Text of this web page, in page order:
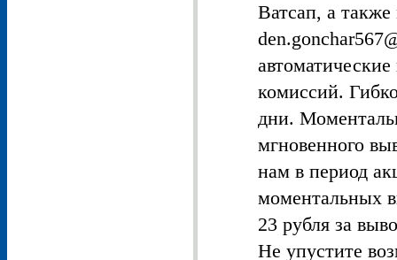
Ватсап, а
комиссий.
дни.
мгновенного
нам в период
моментальных
23 рубля за
Не упустите